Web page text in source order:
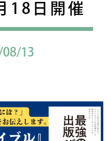
18日開催
08/13